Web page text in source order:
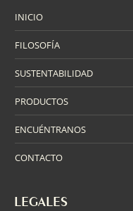
INICIO
FILOSOFÍA
SUSTENTABILIDAD
PRODUCTOS
ENCUÉNTRANOS
CONTACTO
LEGALES